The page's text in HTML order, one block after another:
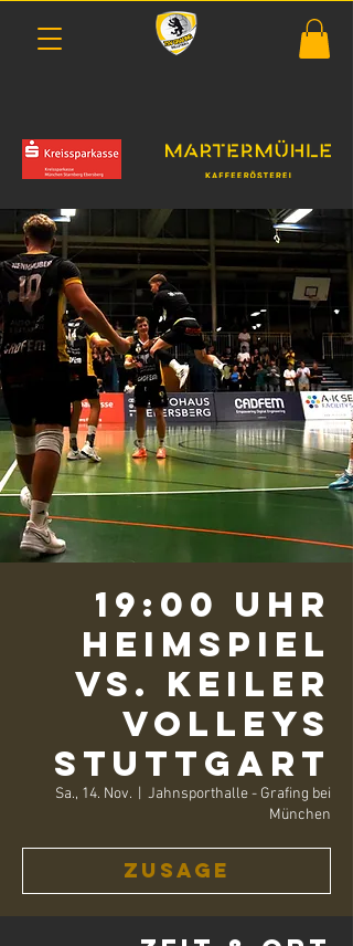
19:00 Uhr
Heimspiel
vs. Keiler
Volleys
Stuttgart
Sa., 14. Nov.
Jahnsporthalle - Grafing bei
München
Zusage